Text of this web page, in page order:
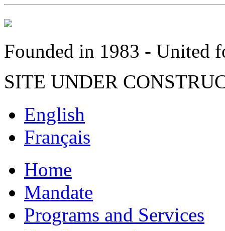
Founded in 1983 - United
SITE UNDER
English
Français
Home
Mandate
Programs and Services